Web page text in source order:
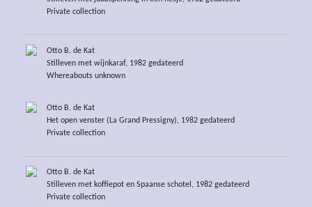
Private collection
Otto B. de Kat
Stilleven met wijnkaraf, 1982 gedateerd
Whereabouts unknown
Otto B. de Kat
Het open venster (La Grand Pressigny), 1982 gedateerd
Private collection
Otto B. de Kat
Stilleven met koffiepot en Spaanse schotel, 1982 gedateerd
Private collection